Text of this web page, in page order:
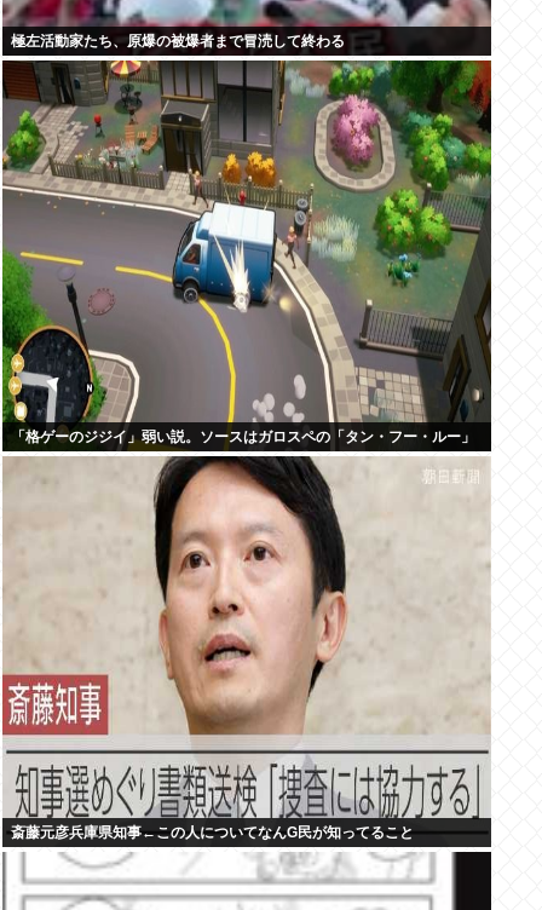
極左活動家たち、原爆の被爆者まで冒涜して終わる
「格ゲーのジジイ」弱い説。ソースはガロスペの「タン・フー・ルー」
斎藤元彦兵庫県知事←この人についてなんG民が知ってること